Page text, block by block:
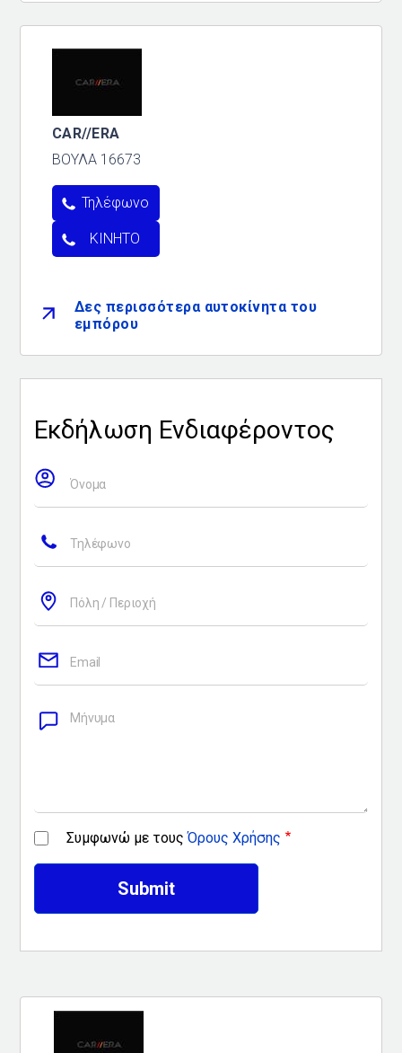
CAR//ERA
ΒΟΥΛΑ 16673
Τηλέφωνο
ΚΙΝΗΤΌ
Δες περισσότερα αυτοκίνητα του
εμπόρου
Εκδήλωση Ενδιαφέροντος
Όνομα
Τηλέφωνο
Πόλη / Περιοχή
Εmail
Mήνυμα
Συμφωνώ με τουςΌρους Χρήσης